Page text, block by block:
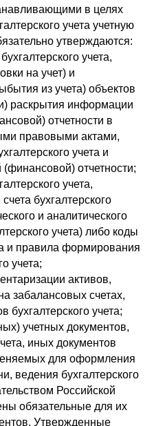
в целях
учета учетную
утверждаются:
учета,
на учет) и
из учета) объектов
раскрытия информации
отчетности в
правовыми актами,
учета и
(финансовой) отчетности;
учета,
бухгалтерского
и аналитического
учета) либо коды
и правила формирования
учета;
активов,
забалансовых счетах,
бухгалтерского учета;
учетных документов,
иных документов
для оформления
ведения бухгалтерского
Российской
обязательные для их
Утвержденные